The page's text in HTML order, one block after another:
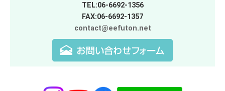
TEL:06-6692-1356
FAX:06-6692-1357
contact@eefuton.net